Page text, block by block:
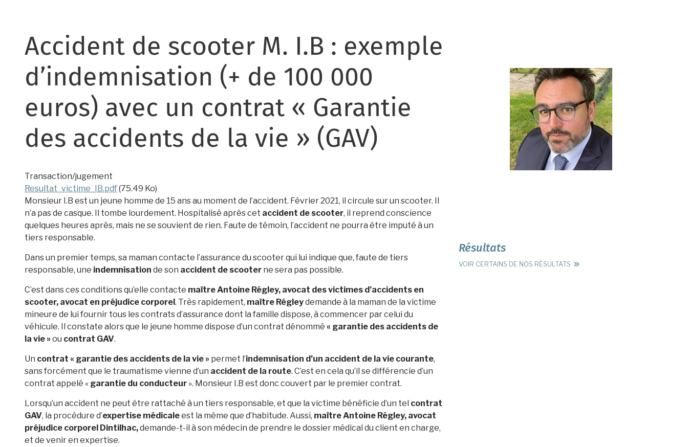
Accident de scooter M. I.B : exemple
d’indemnisation (+ de 100 000
euros) avec un contrat « Garantie
des accidents de la vie » (GAV)
Transaction/jugement
Resultat_victime_IB.pdf(75.49 Ko)
Monsieur I.B est un jeune homme de 15 ans au moment de l’accident. Février 2021, il circule sur un scooter. Il
n’a pas de casque. Il tombe lourdement. Hospitalisé après cet accident de scooter, il reprend conscience
quelques heures après, mais ne se souvient de rien. Faute de témoin, l’accident ne pourra être imputé à un
tiers responsable.
Dans un premier temps, sa maman contacte l’assurance du scooter qui lui indique que, faute de tiers
responsable, une indemnisation de son accident de scooter ne sera pas possible.
C’est dans ces conditions qu’elle contacte maître Antoine Régley, avocat des victimes d’accidents en
scooter, avocat en préjudice corporel. Très rapidement, maître Régleydemande à la maman de la victime
mineure de lui fournir tous les contrats d’assurance dont la famille dispose, à commencer par celui du
véhicule. Il constate alors que le jeune homme dispose d’un contrat dénommé « garantie des accidents de
la vie » ou contrat GAV.
Un contrat « garantie des accidents de la vie » permet l’indemnisation d’un accident de la vie courante,
sans forcément que le traumatisme vienne d’un accident de la route. C’est en cela qu’il se différencie d’un
contrat appelé « garantie du conducteur ». Monsieur I.B est donc couvert par le premier contrat.
Lorsqu’un accident ne peut être rattaché à un tiers responsable, et que la victime bénéficie d’un tel contrat
GAV, la procédure d’expertise médicaleest la même que d’habitude. Aussi, maître Antoine Régley, avocat
préjudice corporel Dintilhac,demande-t-il à son médecin de prendre le dossier médical du client en charge,
et de venir en expertise.
Résultats
VOIR CERTAINS DE NOS RÉSULTATS